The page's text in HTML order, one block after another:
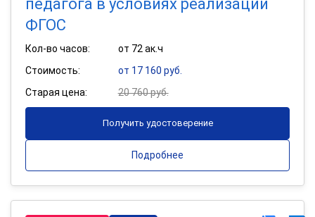
педагога в условиях реализации
ФГОС
Кол-во часов:
от 72 ак.ч
Стоимость:
от 17 160 руб.
Старая цена:
20 760 руб.
Получить удостоверение
Подробнее